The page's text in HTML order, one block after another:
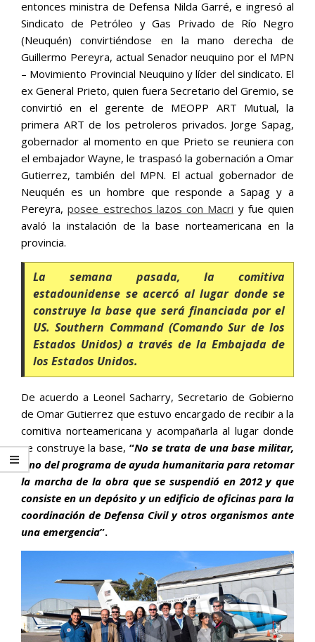
entonces ministra de Defensa Nilda Garré, e ingresó al
Sindicato de Petróleo y Gas Privado de Río Negro
(Neuquén) convirtiéndose en la mano derecha de
Guillermo Pereyra, actual Senador neuquino por el MPN
– Movimiento Provincial Neuquino y líder del sindicato. El
ex General Prieto, quien fuera Secretario del Gremio, se
convirtió en el gerente de MEOPP ART Mutual, la
primera ART de los petroleros privados. Jorge Sapag,
gobernador al momento en que Prieto se reuniera con
el embajador Wayne, le traspasó la gobernación a Omar
Gutierrez, también del MPN. El actual gobernador de
Neuquén es un hombre que responde a Sapag y a
Pereyra,posee estrechos lazos con Macri y fue quien
avaló la instalación de la base norteamericana en la
provincia.
La semana pasada, la comitiva
estadounidense se acercó al lugar donde se
construye la base que será financiada por el
US. Southern Command (Comando Sur de los
Estados Unidos) a través de la Embajada de
los Estados Unidos.
De acuerdo a Leonel Sacharry, Secretario de Gobierno
de Omar Gutierrez que estuvo encargado de recibir a la
comitiva norteamericana y acompañarla al lugar donde
se construye la base, “No se trata de una base militar,
sino del programa de ayuda humanitaria para retomar
la marcha de la obra que se suspendió en 2012 y que
consiste en un depósito y un edificio de oficinas para la
coordinación de Defensa Civil y otros organismos ante
una emergencia”.